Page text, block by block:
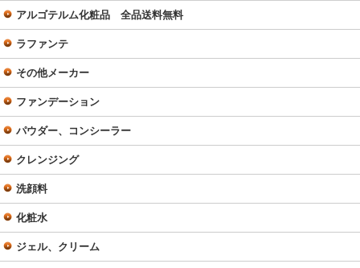
アルゴテルム化粧品 全品送料無料
ラファンテ
その他メーカー
ファンデーション
パウダー、コンシーラー
クレンジング
洗顔料
化粧水
ジェル、クリーム